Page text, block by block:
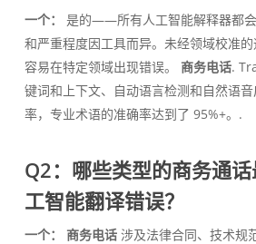
一个：
是的——所有人工智能解释器都
和严重程度因工具而异。未经领域校准
容易在特定领域出现错误。 商务电话.
键词和上下文、自动语言检测和自然语
率，专业术语的准确率达到了 95%+。.
Q2：哪些类型的商务通
工智能翻译错误？
一个： 商务电话涉及法律合同、技术规